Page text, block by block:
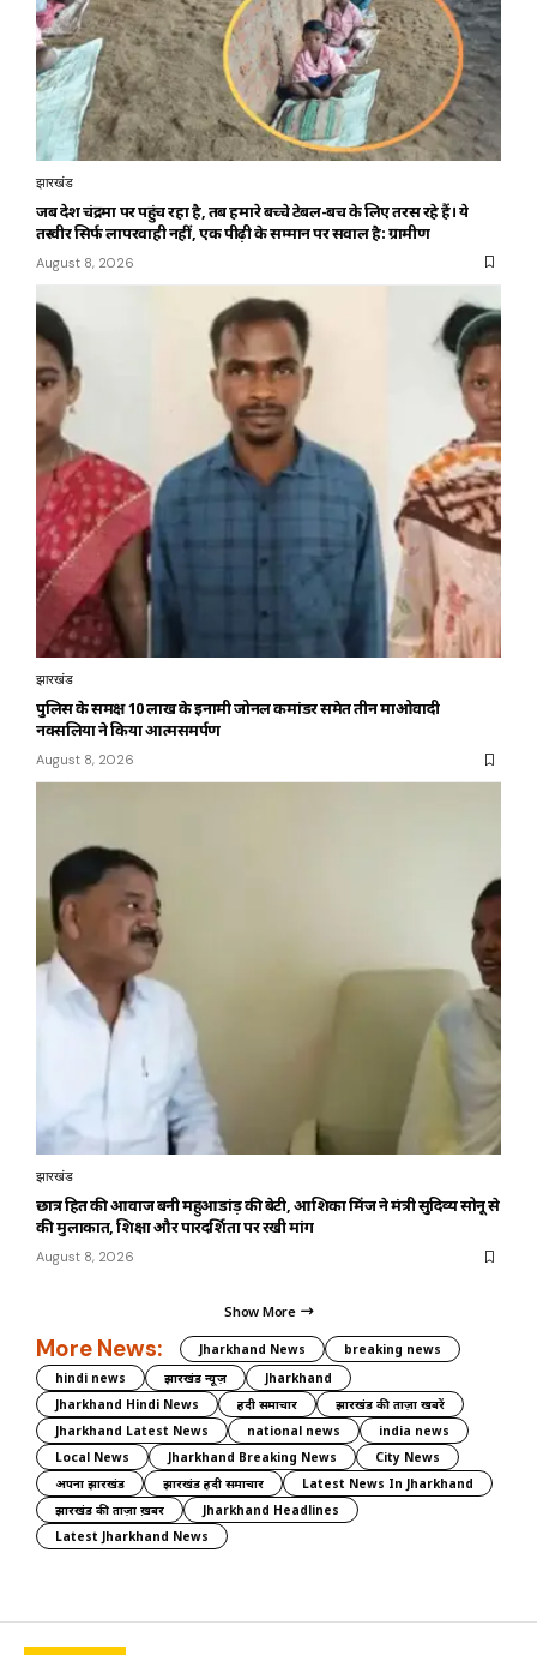
झारखंड
जब देश चंद्रमा पर पहुंच रहा है, तब हमारे बच्चे टेबल-बेंच के लिए तरस रहे हैं। ये
तस्वीर सिर्फ लापरवाही नहीं, एक पीढ़ी के सम्मान पर सवाल है: ग्रामीण
August 8, 2026
झारखंड
पुलिस के समक्ष 10 लाख के इनामी जोनल कमांडर समेत तीन माओवादी
नक्सलियों ने किया आत्मसमर्पण
August 8, 2026
झारखंड
छात्र हित की आवाज बनी महुआडांड़ की बेटी, आशिका मिंज ने मंत्री सुदिव्य सोनू से
की मुलाकात, शिक्षा और पारदर्शिता पर रखी मांग
August 8, 2026
Show More
More News: Jharkhand News
breaking news
hindi news
झारखंड न्यूज़
Jharkhand
Jharkhand Hindi News
हिंदी समाचार
झारखंड की ताज़ा खबरें
Jharkhand Latest News
national news
india news
Local News
Jharkhand Breaking News
City News
अपना झारखंड
झारखंड हिंदी समाचार
Latest News In Jharkhand
झारखंड की ताज़ा ख़बर
Jharkhand Headlines
Latest Jharkhand News